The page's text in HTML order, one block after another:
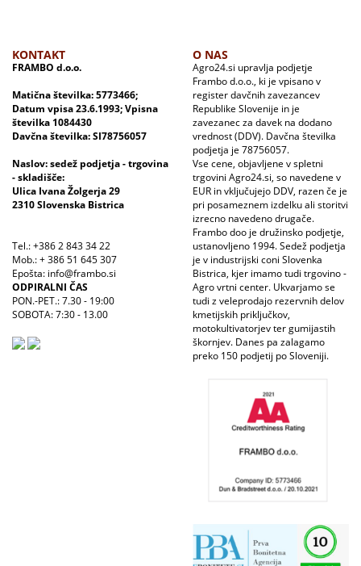
KONTAKT
FRAMBO d.o.o.
Matična številka: 5773466;
Datum vpisa 23.6.1993; Vpisna
številka 1084430
Davčna številka: SI78756057
Naslov: sedež podjetja - trgovina
- skladišče:
Ulica Ivana Žolgerja 29
2310 Slovenska Bistrica
Tel.: +386 2 843 34 22
Mob.: + 386 51 645 307
Epošta: info@frambo.si
ODPIRALNI ČAS
PON.-PET.: 7.30 - 19:00
SOBOTA: 7:30 - 13.00
O NAS
Agro24.si upravlja podjetje
Frambo d.o.o., ki je vpisano v
register davčnih zavezancev
Republike Slovenije in je
zavezanec za davek na dodano
vrednost (DDV). Davčna številka
podjetja je 78756057.
Vse cene, objavljene v spletni
trgovini Agro24.si, so navedene v
EUR in vključujejo DDV, razen če je
pri posameznem izdelku ali storitvi
izrecno navedeno drugače.
Frambo doo je družinsko podjetje,
ustanovljeno 1994. Sedež podjetja
je v industrijski coni Slovenka
Bistrica, kjer imamo tudi trgovino -
Agro vrtni center. Ukvarjamo se
tudi z veleprodajo rezervnih delov
kmetijskih priključkov,
motokultivatorjev ter gumijastih
škornjev. Danes pa zalagamo
preko 150 podjetij po Sloveniji.